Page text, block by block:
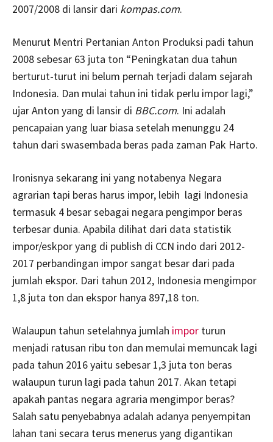
2007/2008 di lansir dari kompas.com.
Menurut Mentri Pertanian Anton Produksi padi tahun
2008 sebesar 63 juta ton “Peningkatan dua tahun
berturut-turut ini belum pernah terjadi dalam sejarah
Indonesia. Dan mulai tahun ini tidak perlu impor lagi,”
ujar Anton yang di lansir di BBC.com. Ini adalah
pencapaian yang luar biasa setelah menunggu 24
tahun dari swasembada beras pada zaman Pak Harto.
Ironisnya sekarang ini yang notabenya Negara
agrarian tapi beras harus impor, lebih lagi Indonesia
termasuk 4 besar sebagai negara pengimpor beras
terbesar dunia. Apabila dilihat dari data statistik
impor/eskpor yang di publish di CCN indo dari 2012-
2017 perbandingan impor sangat besar dari pada
jumlah ekspor. Dari tahun 2012, Indonesia mengimpor
1,8 juta ton dan ekspor hanya 897,18 ton.
Walaupun tahun setelahnya jumlah impor turun
menjadi ratusan ribu ton dan memulai memuncak lagi
pada tahun 2016 yaitu sebesar 1,3 juta ton beras
walaupun turun lagi pada tahun 2017. Akan tetapi
apakah pantas negara agraria mengimpor beras?
Salah satu penyebabnya adalah adanya penyempitan
lahan tani secara terus menerus yang digantikan